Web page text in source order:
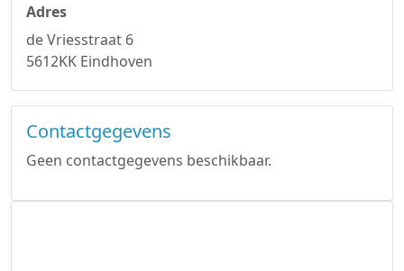
Adres
de Vriesstraat 6
5612KK Eindhoven
Contactgegevens
Geen contactgegevens beschikbaar.